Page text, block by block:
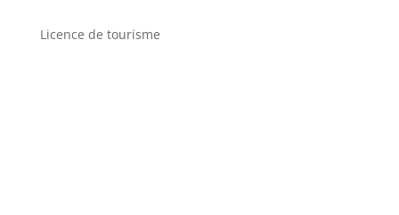
Licence de tourisme